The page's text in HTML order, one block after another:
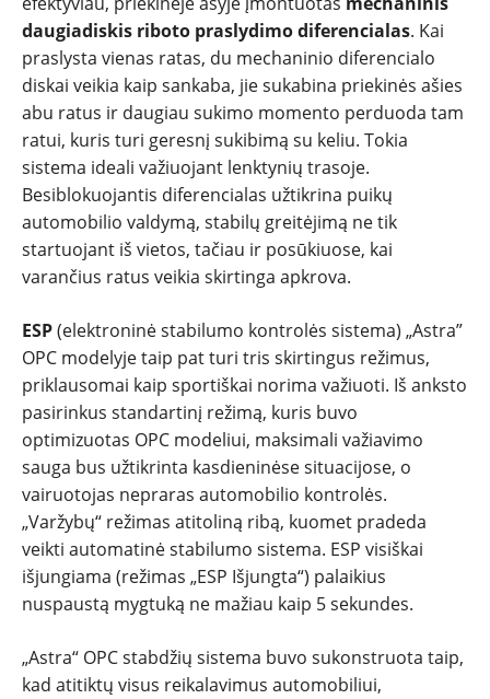
daugiadiskis riboto praslydimo diferencialas. Kai
praslysta vienas ratas, du mechaninio diferencialo
diskai veikia kaip sankaba, jie sukabina priekinės ašies
abu ratus ir daugiau sukimo momento perduoda tam
ratui, kuris turi geresnį sukibimą su keliu. Tokia
sistema ideali važiuojant lenktynių trasoje.
Besiblokuojantis diferencialas užtikrina puikų
automobilio valdymą, stabilų greitėjimą ne tik
startuojant iš vietos, tačiau ir posūkiuose, kai
varančius ratus veikia skirtinga apkrova.
ESP(elektroninė stabilumo kontrolės sistema) „Astra”
OPC modelyje taip pat turi tris skirtingus režimus,
priklausomai kaip sportiškai norima važiuoti. Iš anksto
pasirinkus standartinį režimą, kuris buvo
optimizuotas OPC modeliui, maksimali važiavimo
sauga bus užtikrinta kasdieninėse situacijose, o
vairuotojas nepraras automobilio kontrolės.
„Varžybų“ režimas atitoliną ribą, kuomet pradeda
veikti automatinė stabilumo sistema. ESP visiškai
išjungiama (režimas „ESP Išjungta“) palaikius
nuspaustą mygtuką ne mažiau kaip 5 sekundes.
„Astra“ OPC stabdžių sistema buvo sukonstruota taip,
kad atitiktų visus reikalavimus automobiliui,